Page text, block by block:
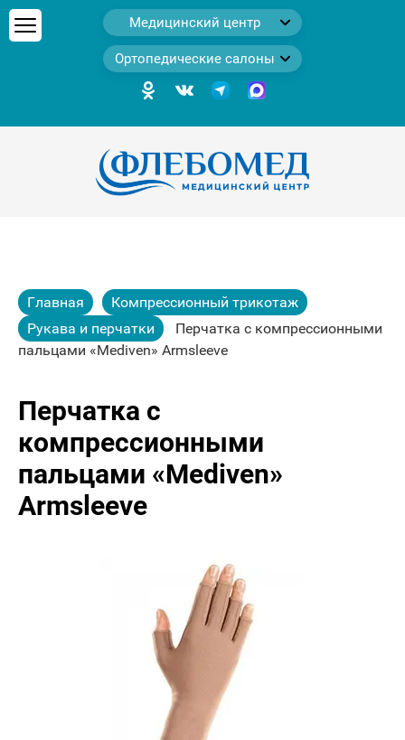
Медицинский центр
Ортопедические салоны
Главная
Компрессионный трикотаж
Рукава и перчатки
Перчатка с компрессионными
пальцами «Mediven» Armsleeve
Перчатка с
компрессионными
пальцами «Mediven»
Armsleeve